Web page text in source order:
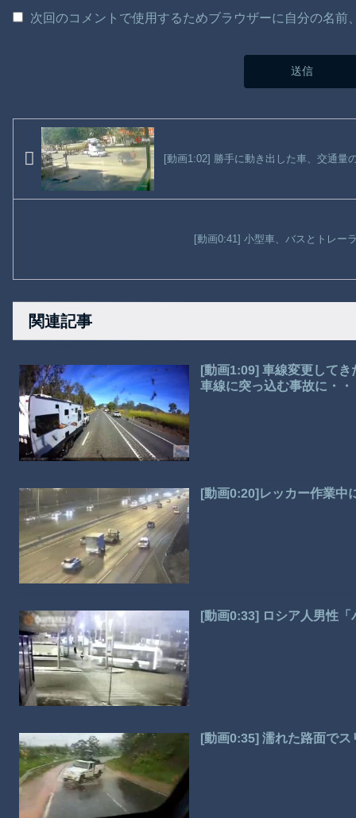
次回のコメントで使用するためブラウザーに自分の名
[動画1:02] 勝手に動き出した車、交通量
[動画0:41] 小型車、バスとトレー
関連記事
[動画1:09] 車線変更して
車線に突っ込む事故に・・
[動画0:20]レッカー作業中
[動画0:33] ロシア人男性
[動画0:35] 濡れた路面で